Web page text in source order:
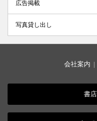
広告掲載
写真貸し出し
会社案内 |
書